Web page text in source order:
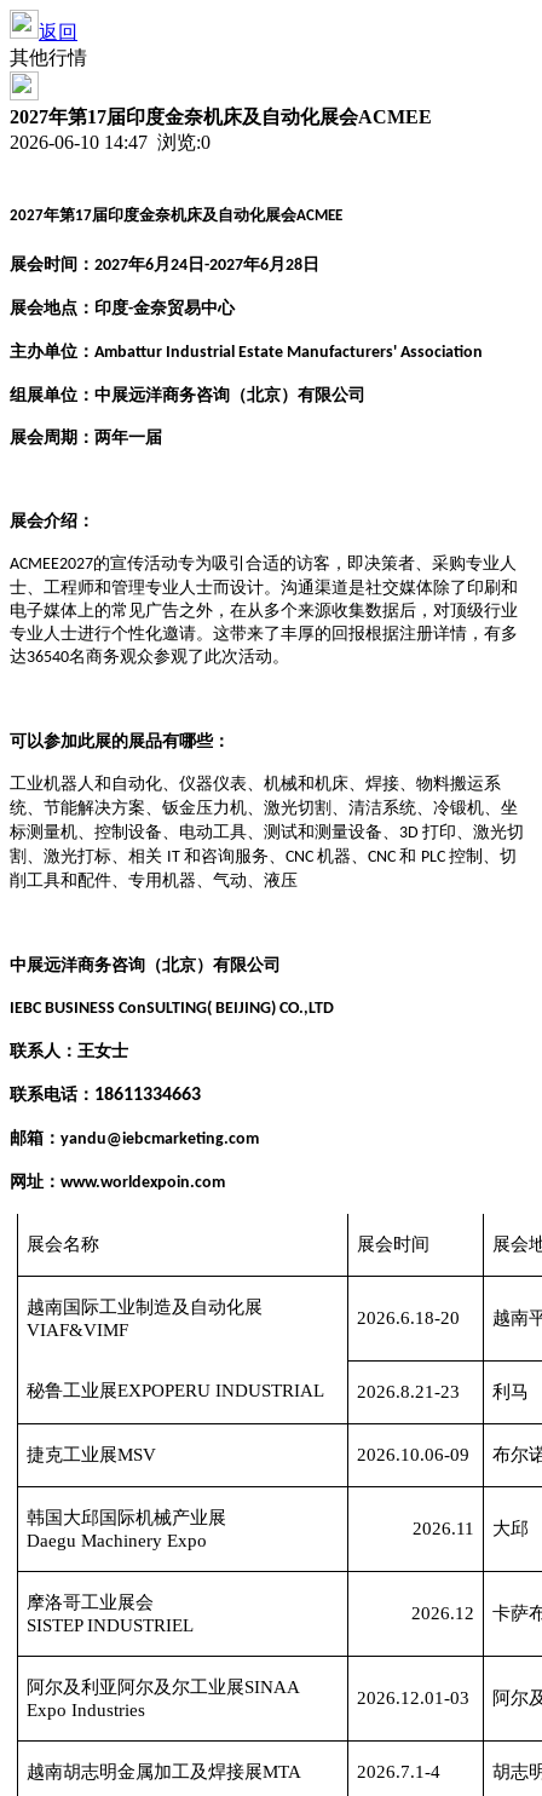
返回
其他行情
2027年第17届印度金奈机床及自动化展会ACMEE
2026-06-10 14:47 浏览:0
2027年第17届印度金奈机床及自动化展会ACMEE
展会时间： 2027年6月 24 日 -2027年6月 28 日
展会地点： 印度-金奈贸易中心
主办单位： Ambattur Industrial Estate Manufacturers' Association
组展单位：中展远洋商务咨询（北京）有限公司
展会周期： 两年一届
展会介绍：
ACMEE2027的宣传活动专为吸引合适的访客，即决策者、采购专业人
士、工程师和管理专业人士而设计。沟通渠道是社交媒体除了印刷和
电子媒体上的常见广告之外，在从多个来源收集数据后，对顶级行业
专业人士进行个性化邀请。这带来了丰厚的回报根据注册详情，有多
达36540名商务观众参观了此次活动。
可以参加此展的展品有哪些：
工业机器人和自动化、仪器仪表、机械和机床、焊接、物料搬运系
统、节能解决方案、钣金压力机、激光切割、清洁系统、冷锻机、坐
标测量机、控制设备、电动工具、测试和测量设备、 3D 打印、激光切
割、激光打标、相关 IT 和咨询服务、 CNC 机器、 CNC 和 PLC 控制、切
削工具和配件、专用机器、气动、液压
中展远洋商务咨询（北京）有限公司
IEBC BUSINESS ConSULTING( BEIJING) CO.,LTD
联系人： 王女士
联系电话： 18611334663
邮箱： yandu@iebcmarketing.com
网址： www.worldexpoin.com
展会名称 展会时间 展会
越南国际工业制造及自动化展
VIAF&VIMF
2026.6.18-20 越南
秘鲁工业展EXPOPERU INDUSTRIAL 2026.8.21-23 利马
捷克工业展MSV 2026.10.06-09 布尔
韩国大邱国际机械产业展
Daegu Machinery Expo
2026.11 大邱
摩洛哥工业展会
SISTEP INDUSTRIEL
2026.12 卡萨
阿尔及利亚阿尔及尔工业展SINAA
Expo Industries
2026.12.01-03 阿尔
越南胡志明金属加工及焊接展MTA 2026.7.1-4 胡志